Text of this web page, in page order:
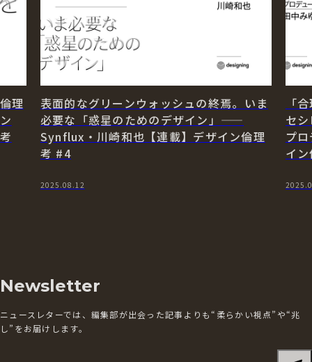
理
表面的なグリーンウォッシュの終焉。いま
必要な「惑星のためのデザイン」——
Synflux・川崎和也【連載】デザイン倫理
考 #4
2025.08.12
「
セ
プ
イ
Newsletter
ニュースレターでは、編集部が出会った記事よりも“柔らかい視点”や“兆
し”をお届けします。